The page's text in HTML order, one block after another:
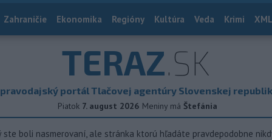
Zahraničie Ekonomika Regióny Kultúra Veda Krimi
TERAZ.SK
portál Tlačovej agentúry Slovenskej
Piatok 7. august 2026 Meniny má Štefánia
ste boli nasmerovaní, ale stránka ktorú hľadáte pravdepodobne